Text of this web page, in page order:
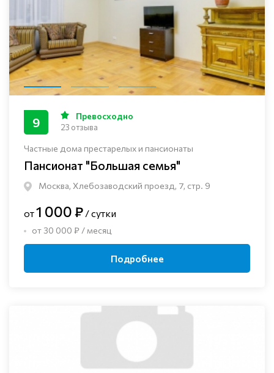
Частные дома престарелых и пансионаты
Пансионат "Большая семья"
Москва, Хлебозаводский проезд, 7, стр. 9
9 Превосходно
23 отзыва
от1 000 ₽ / сутки
от 30 000 ₽ / месяц
Подробнее